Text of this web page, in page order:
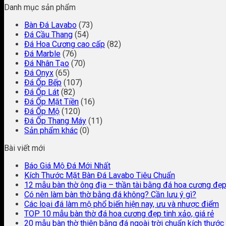
Danh mục sản phẩm
Bàn Đá Lavabo (73)
Đá Cầu Thang (54)
Đá Hoa Cương cao cấp (82)
Đá Marble (76)
Đá Nhân Tạo (70)
Đá Onyx (65)
Đá Ốp Bếp (107)
Đá Ốp Lát (82)
Đá Ốp Mặt Tiền (16)
Đá Ốp Mộ (120)
Đá Ốp Thang Máy (11)
Sản phẩm khác (0)
Bài viết mới
Báo Giá Mộ Đá Mới Nhất
Kích Thước Mặt Bàn Đá Lavabo Tiêu Chuẩn
12 mẫu bàn thờ ông địa – thần tài bằng đá hoa cương
Có nên làm bàn thờ bằng đá không? Cần lưu ý gì?
Các loại đá làm mộ phổ biến hiện nay, ưu và nhược điểm
TOP 10 mẫu bàn thờ đá hoa cương đẹp tinh xảo, giá rẻ
20 mẫu bàn thờ thiên bằng đá ngoài trời chuẩn kích thước